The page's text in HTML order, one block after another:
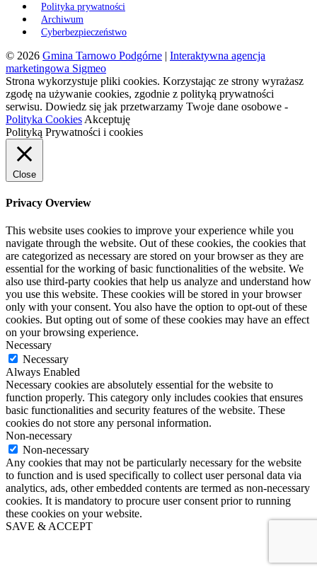
Polityka prywatności
Archiwum
Cyberbezpieczeństwo
© 2026 Gmina Tarnowo Podgórne | Interaktywna agencja
marketingowa Sigmeo
Strona wykorzystuje pliki cookies. Korzystając ze strony wyrażasz
zgodę na używanie cookies, zgodnie z polityką prywatności
serwisu. Dowiedz się jak przetwarzamy Twoje dane osobowe -
Polityka Cookies Akceptuję
Polityką Prywatności i cookies
Close
Privacy Overview
This website uses cookies to improve your experience while you
navigate through the website. Out of these cookies, the cookies that
are categorized as necessary are stored on your browser as they are
essential for the working of basic functionalities of the website. We
also use third-party cookies that help us analyze and understand how
you use this website. These cookies will be stored in your browser
only with your consent. You also have the option to opt-out of these
cookies. But opting out of some of these cookies may have an effect
on your browsing experience.
Necessary
Necessary
Always Enabled
Necessary cookies are absolutely essential for the website to
function properly. This category only includes cookies that ensures
basic functionalities and security features of the website. These
cookies do not store any personal information.
Non-necessary
Non-necessary
Any cookies that may not be particularly necessary for the website
to function and is used specifically to collect user personal data via
analytics, ads, other embedded contents are termed as non-necessary
cookies. It is mandatory to procure user consent prior to running
these cookies on your website.
SAVE & ACCEPT